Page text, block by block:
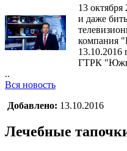
13
и даже
компания
13.10.2016
ГТРК
..
Вся новость
Добавлено: 13.10.2016
Лечебные